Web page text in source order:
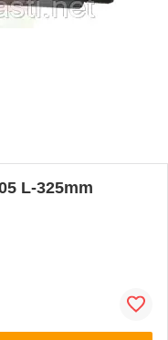
L-325mm